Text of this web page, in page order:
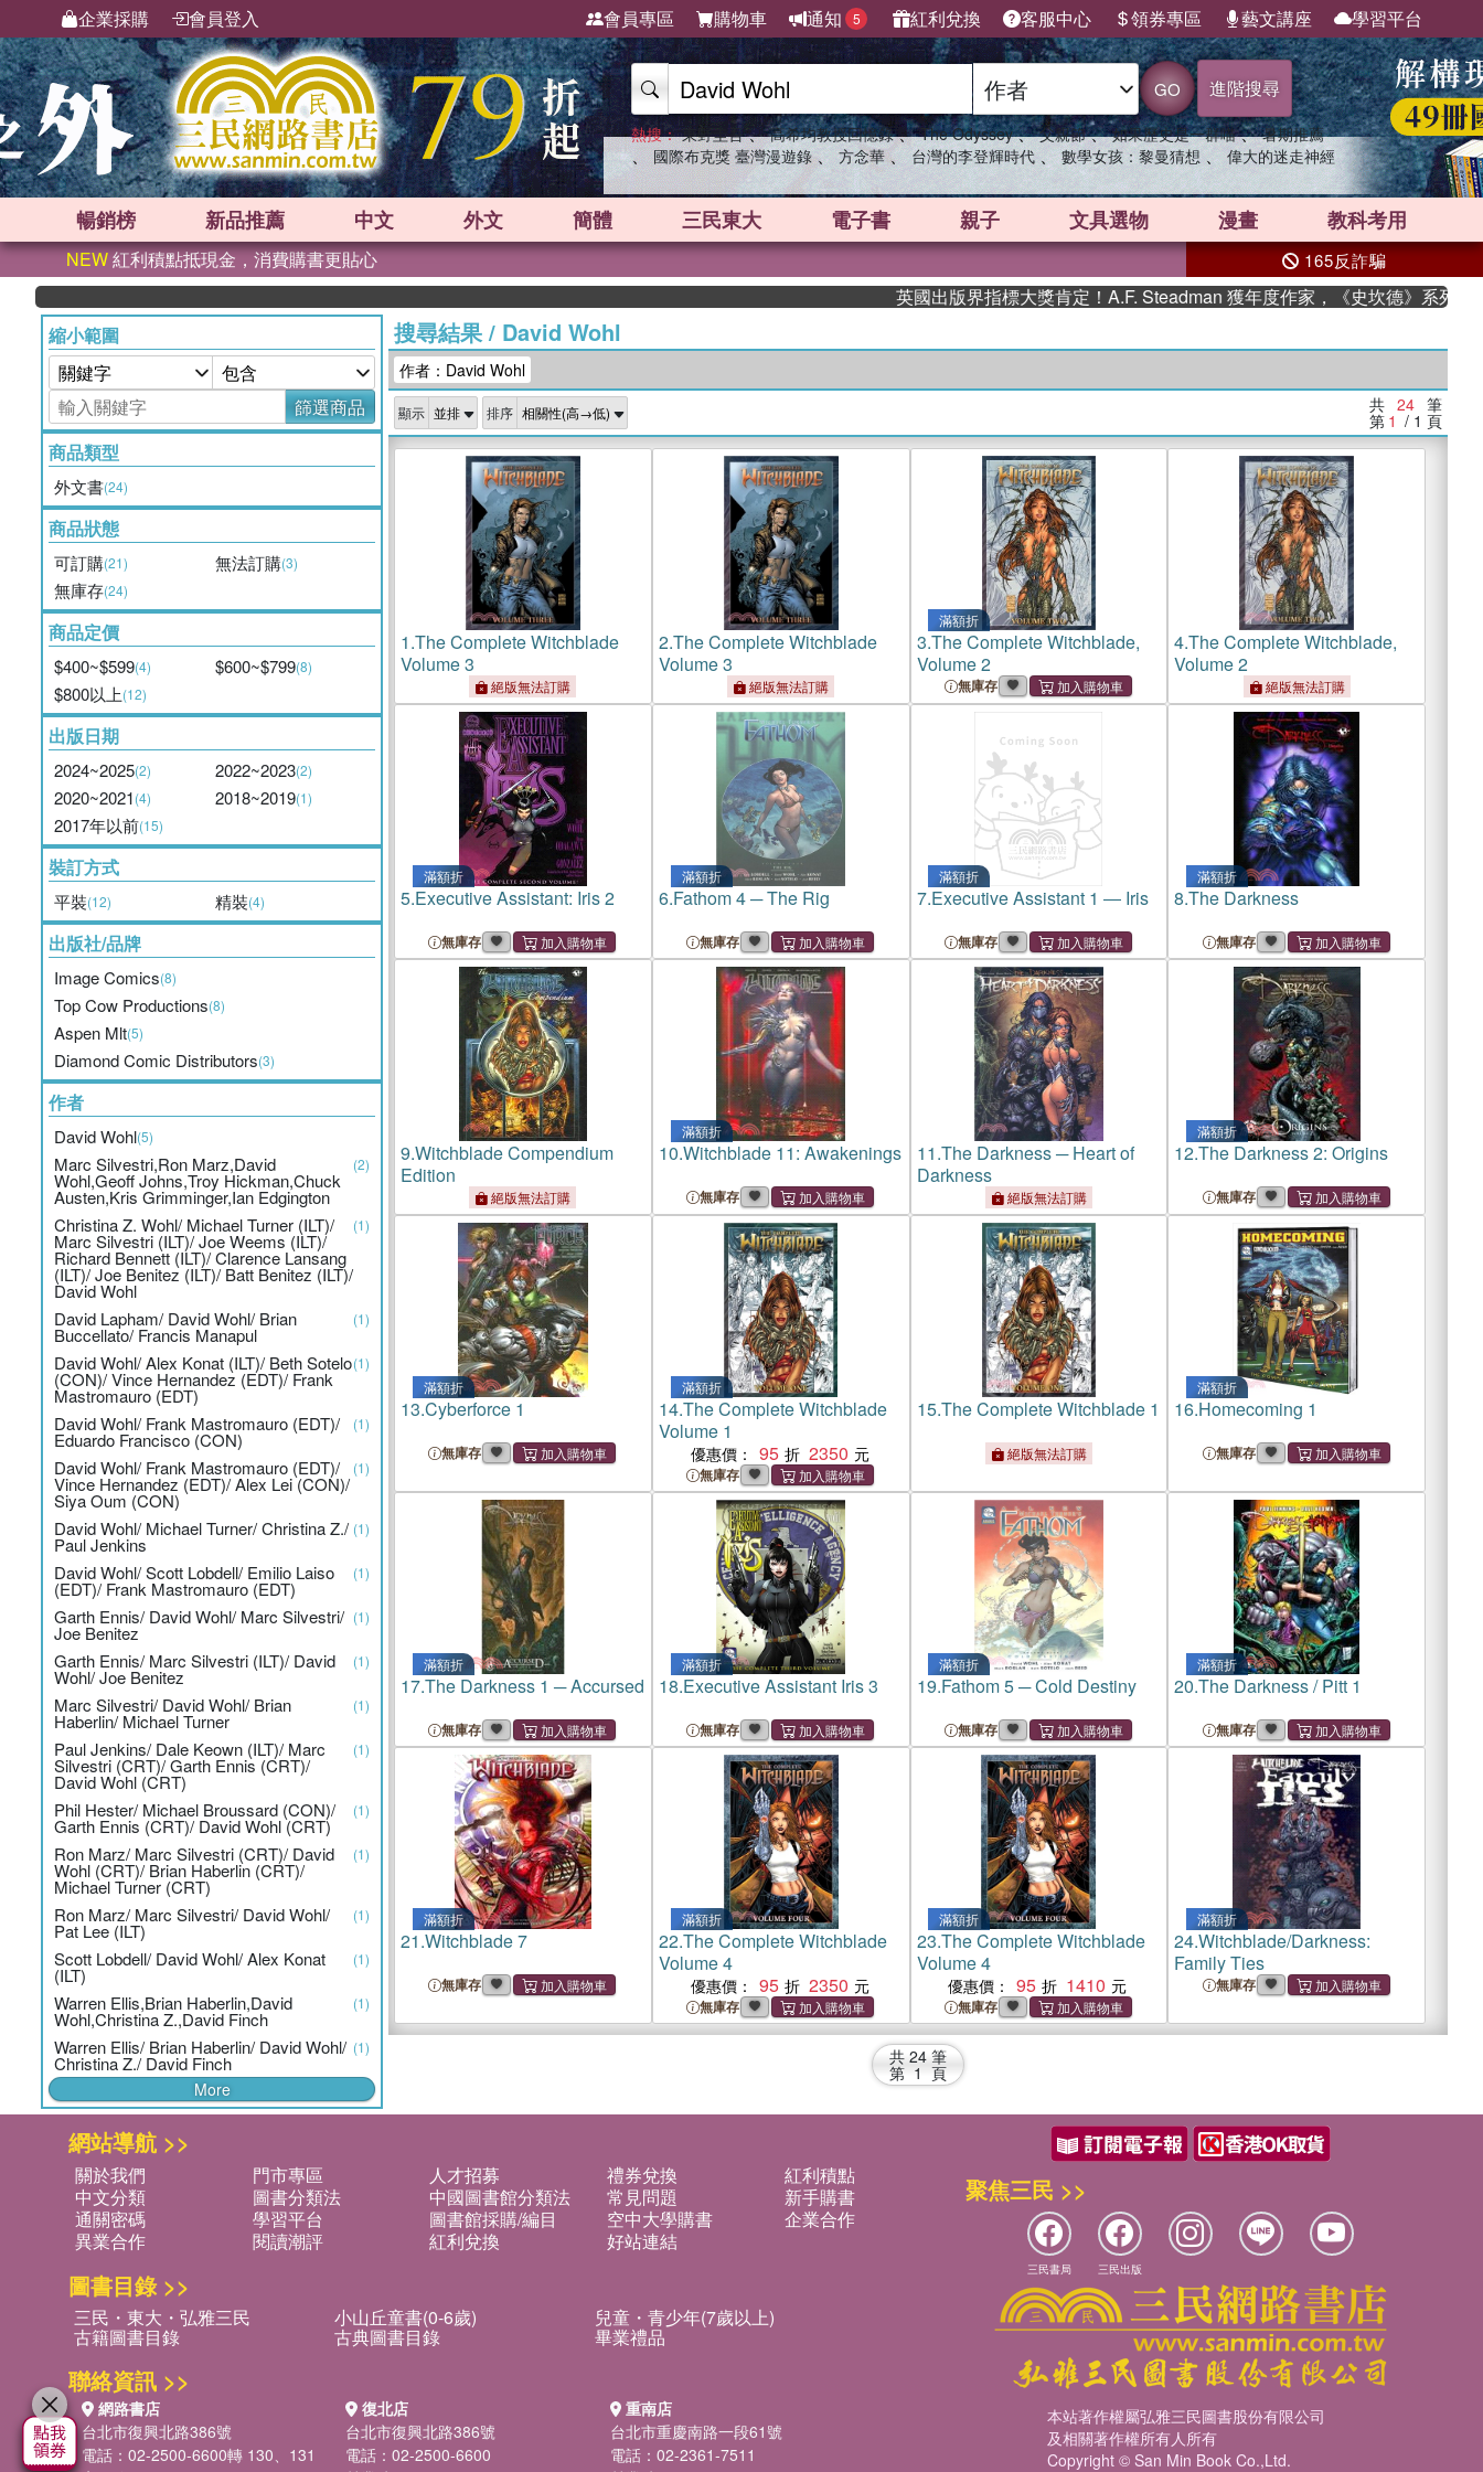
企業採購 會員登入 會員專區 購物車 通知 5 紅利兌換 客服中心 領券專區 藝文講座 學習平台
GO 進階搜尋
熱搜： 東野圭吾 、 高希均教授回憶錄 、 The Odyssey 、 父親節 、 如果歷史是一群喵 、 暑期推薦
、 國際布克獎 臺灣漫遊錄 、 方念華 、 台灣的李登輝時代 、 數學女孩：黎曼猜想 、 偉大的迷走神經
暢銷榜 新品推薦 中文 外文 簡體 三民東大 電子書 親子 文具選物 漫畫 教科考用
NEW紅利積點抵現金，消費購書更貼心 165反詐騙
英國出版界指標大獎肯定！A.F. Steadman 獲年度作家，《史坎德》系列帶你踏上
縮小範圍
篩選商品
商品類型
外文書(24)
商品狀態
可訂購(21) 無法訂購(3)
無庫存(24)
商品定價
$400~$599(4) $600~$799(8)
$800以上(12)
出版日期
2024~2025(2) 2022~2023(2)
2020~2021(4) 2018~2019(1)
2017年以前(15)
裝訂方式
平裝(12) 精裝(4)
出版社/品牌
Image Comics(8)
Top Cow Productions(8)
Aspen Mlt(5)
Diamond Comic Distributors(3)
作者
David Wohl(5)
Marc Silvestri,Ron Marz,David
Wohl,Geoff Johns,Troy Hickman,Chuck
Austen,Kris Grimminger,Ian Edgington
(2)
Christina Z. Wohl/ Michael Turner (ILT)/
Marc Silvestri (ILT)/ Joe Weems (ILT)/
Richard Bennett (ILT)/ Clarence Lansang
(ILT)/ Joe Benitez (ILT)/ Batt Benitez (ILT)/
David Wohl
(1)
David Lapham/ David Wohl/ Brian
Buccellato/ Francis Manapul
(1)
David Wohl/ Alex Konat (ILT)/ Beth Sotelo
(CON)/ Vince Hernandez (EDT)/ Frank
Mastromauro (EDT)
(1)
David Wohl/ Frank Mastromauro (EDT)/
Eduardo Francisco (CON)
(1)
David Wohl/ Frank Mastromauro (EDT)/
Vince Hernandez (EDT)/ Alex Lei (CON)/
Siya Oum (CON)
(1)
David Wohl/ Michael Turner/ Christina Z./
Paul Jenkins
(1)
David Wohl/ Scott Lobdell/ Emilio Laiso
(EDT)/ Frank Mastromauro (EDT)
(1)
Garth Ennis/ David Wohl/ Marc Silvestri/
Joe Benitez
(1)
Garth Ennis/ Marc Silvestri (ILT)/ David
Wohl/ Joe Benitez
(1)
Marc Silvestri/ David Wohl/ Brian
Haberlin/ Michael Turner
(1)
Paul Jenkins/ Dale Keown (ILT)/ Marc
Silvestri (CRT)/ Garth Ennis (CRT)/
David Wohl (CRT)
(1)
Phil Hester/ Michael Broussard (CON)/
Garth Ennis (CRT)/ David Wohl (CRT)
(1)
Ron Marz/ Marc Silvestri (CRT)/ David
Wohl (CRT)/ Brian Haberlin (CRT)/
Michael Turner (CRT)
(1)
Ron Marz/ Marc Silvestri/ David Wohl/
Pat Lee (ILT)
(1)
Scott Lobdell/ David Wohl/ Alex Konat
(ILT)
(1)
Warren Ellis,Brian Haberlin,David
Wohl,Christina Z.,David Finch
(1)
Warren Ellis/ Brian Haberlin/ David Wohl/
Christina Z./ David Finch
(1)
More
搜尋結果/ David Wohl
作者：David Wohl
顯示 排序 共 24 筆
第 1 / 1 頁
1.The Complete Witchblade
Volume 3
絕版無法訂購
2.The Complete Witchblade
Volume 3
絕版無法訂購
滿額折
3.The Complete Witchblade,
Volume 2
無庫存
4.The Complete Witchblade,
Volume 2
絕版無法訂購
滿額折
5.Executive Assistant: Iris 2
無庫存
滿額折
6.Fathom 4 ─ The Rig
無庫存
滿額折
7.Executive Assistant 1 ― Iris
無庫存
滿額折
8.The Darkness
無庫存
9.Witchblade Compendium
Edition
絕版無法訂購
滿額折
10.Witchblade 11: Awakenings
無庫存
11.The Darkness ─ Heart of
Darkness
絕版無法訂購
滿額折
12.The Darkness 2: Origins
無庫存
滿額折
13.Cyberforce 1
無庫存
滿額折
14.The Complete Witchblade
Volume 1
優惠價： 95 2350
無庫存
15.The Complete Witchblade 1
絕版無法訂購
滿額折
16.Homecoming 1
無庫存
滿額折
17.The Darkness 1 ─ Accursed
無庫存
滿額折
18.Executive Assistant Iris 3
無庫存
滿額折
19.Fathom 5 ─ Cold Destiny
無庫存
滿額折
20.The Darkness / Pitt 1
無庫存
滿額折
21.Witchblade 7
無庫存
滿額折
22.The Complete Witchblade
Volume 4
優惠價： 95 2350
無庫存
滿額折
23.The Complete Witchblade
Volume 4
優惠價： 95 1410
無庫存
滿額折
24.Witchblade/Darkness:
Family Ties
無庫存
共 24 筆
第 1 頁
網站導航 >>
關於我們 門市專區 人才招募 禮券兌換
紅利積點
中文分類
圖書分類法 中國圖書館分類法 常見問題
新手購書
通關密碼
學習平台 圖書館採購/編目 空中大學購書
企業合作
異業合作
閱讀潮評 紅利兌換 好站連結
圖書目錄 >>
三民・東大・弘雅三民 小山丘童書(0-6歲) 兒童・青少年(7歲以上)
古籍圖書目錄 古典圖書目錄 畢業禮品
聯絡資訊 >>
網路書店
台北市復興北路386號
電話：02-2500-6600轉 130、131
復北店
台北市復興北路386號
電話：02-2500-6600
重南店
台北市重慶南路一段61號
電話：02-2361-7511
聚焦三民 >>
三民書局 三民出版
本站著作權屬弘雅三民圖書股份有限公司
及相關著作權所有人所有
Copyright © San Min Book Co.,Ltd.